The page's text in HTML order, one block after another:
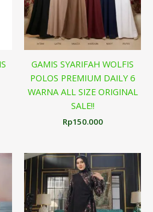
GAMIS SYARIFAH WOLFIS
POLOS PREMIUM DAILY 6
WARNA ALL SIZE ORIGINAL
SALE!!
Rp150.000